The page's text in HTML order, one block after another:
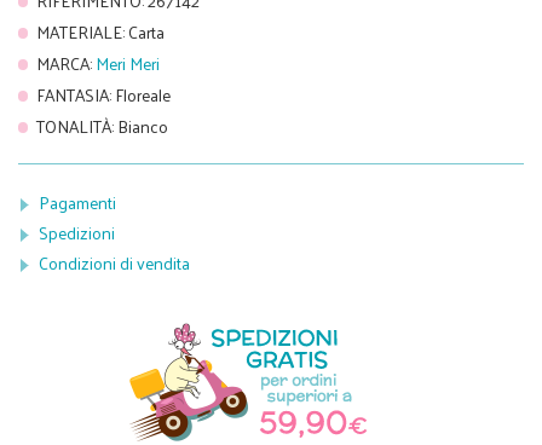
MATERIALE:Carta
MARCA:Meri Meri
FANTASIA:Floreale
TONALITÀ:Bianco
Pagamenti
Spedizioni
Condizioni di vendita